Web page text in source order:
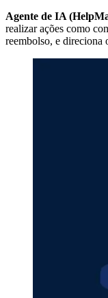
Agente de IA
realizar ações como
reembolso, e direciona